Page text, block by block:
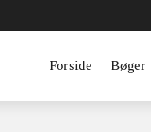
Forside Bøger